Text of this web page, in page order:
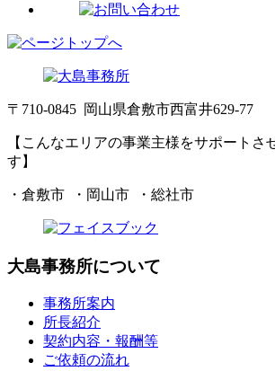
〒710-0845 岡山県倉敷市西富井629-77
【こんなエリアの事業主様をサポートさ
す】
・倉敷市 ・岡山市 ・総社市
大島事務所について
事務所案内
所長紹介
契約内容・報酬等
ご依頼の流れ